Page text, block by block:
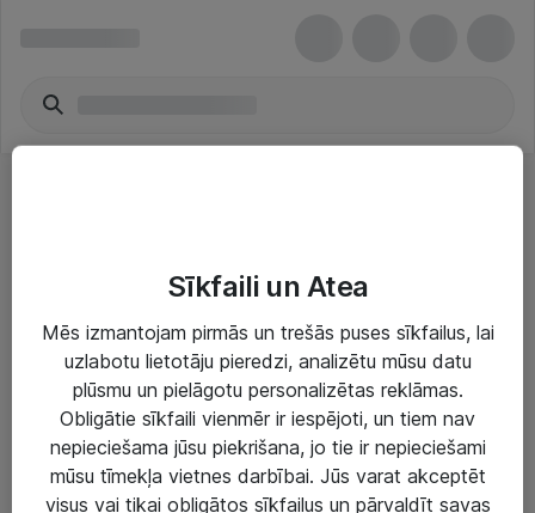
Risinājumi & Pakalpojumi
IT serviss un atbalsts
IT infrastruktūra
Sīkfaili un Atea
Mēs izmantojam pirmās un trešās puses sīkfailus, lai
uzlabotu lietotāju pieredzi, analizētu mūsu datu
plūsmu un pielāgotu personalizētas reklāmas.
Obligātie sīkfaili vienmēr ir iespējoti, un tiem nav
nepieciešama jūsu piekrišana, jo tie ir nepieciešami
mūsu tīmekļa vietnes darbībai. Jūs varat akceptēt
visus vai tikai obligātos sīkfailus un pārvaldīt savas